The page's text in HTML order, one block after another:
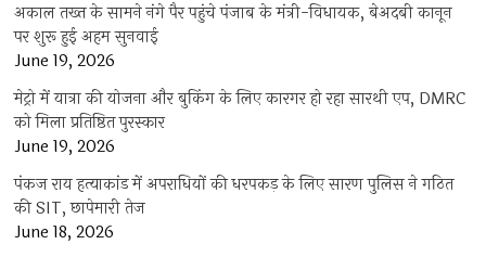
अकाल तख्त के सामने नंगे पैर पहुंचे पंजाब के मंत्री-विधायक, बेअदबी कानून
पर शुरू हुई अहम सुनवाई
June 19, 2026
मेट्रो में यात्रा की योजना और बुकिंग के लिए कारगर हो रहा सारथी एप, DMRC
को मिला प्रतिष्ठित पुरस्कार
June 19, 2026
पंकज राय हत्याकांड में अपराधियों की धरपकड़ के लिए सारण पुलिस ने गठित
की SIT, छापेमारी तेज
June 18, 2026